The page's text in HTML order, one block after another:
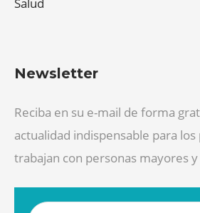
Newsletter
Reciba en su e-mail de forma
actualidad indispensable para
trabajan con personas mayores